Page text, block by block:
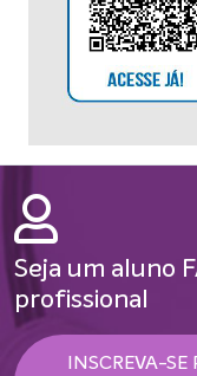
Seja um aluno
profissional
INSCREVA-SE